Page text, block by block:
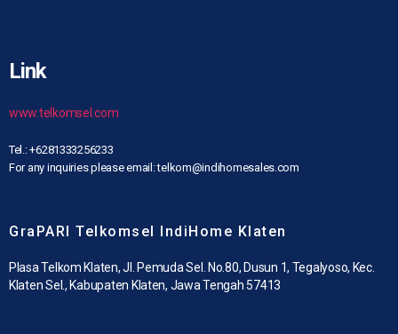
Link
www.telkomsel.com
Tel.: +6281333256233
For any inquiries please email: telkom@indihomesales.com
GraPARI Telkomsel IndiHome Klaten
Plasa Telkom Klaten, Jl. Pemuda Sel. No.80, Dusun 1, Tegalyoso, Kec.
Klaten Sel., Kabupaten Klaten, Jawa Tengah 57413